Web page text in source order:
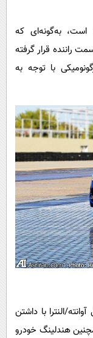
است، به‌گونه‌ای که
6.9 درجه‌ای به سمت راننده قرار گرفته
با توجه به
النترا با داشتن
هندلینگ خودرو